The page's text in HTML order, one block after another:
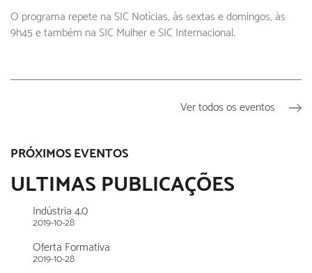
O programa repete na SIC Notícias, às sextas e domingos, às
9h45 e também na SIC Mulher e SIC Internacional.
Ver todos os eventos
PRÓXIMOS EVENTOS
ULTIMAS PUBLICAÇÕES
Indústria 4.0
2019-10-28
Oferta Formativa
2019-10-28